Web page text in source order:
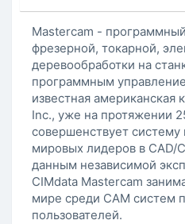
Mastercam -
фрезерной, токарной,
деревообработки на
программным
известная американская
Inc., уже на протяжении
совершенствует
мировых лидеров в CAD/
данным независимой
CIMdata Mastercam
мире среди CAM систем
пользователей.